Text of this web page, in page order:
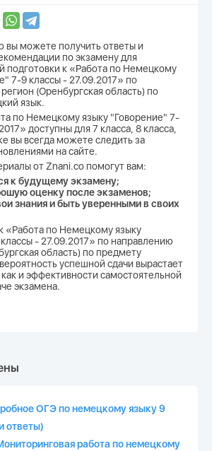
вы можете получить ответы и
по экзамену для
подготовки к «Работа по Немецкому
7-9 классы - 27.09.2017» по
(Оренбургская область) по
язык.
по Немецкому языку "Говорение" 7-
доступны для 7 класса, 8 класса,
вы всегда можете следить за
на сайте.
от Znani.co помогут вам:
к будущему экзамену;
оценку после экзаменов;
знания и быть уверенными в своих
«Работа по Немецкому языку
- 27.09.2017» по направлению
область) по предмету
успешной сдачи вырастает
как и эффективности самостоятельной
экзамена.
ОГЭ по немецкому языку 9
ответы)
работа по немецкому